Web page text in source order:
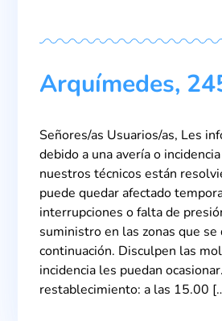
Arquímedes,
Señores/as Usuarios/as, Les
debido a una avería o
nuestros técnicos están
puede quedar afectado
interrupciones o falta de
suministro en las zonas que
continuación. Disculpen las
incidencia les puedan
restablecimiento: a las 15.00